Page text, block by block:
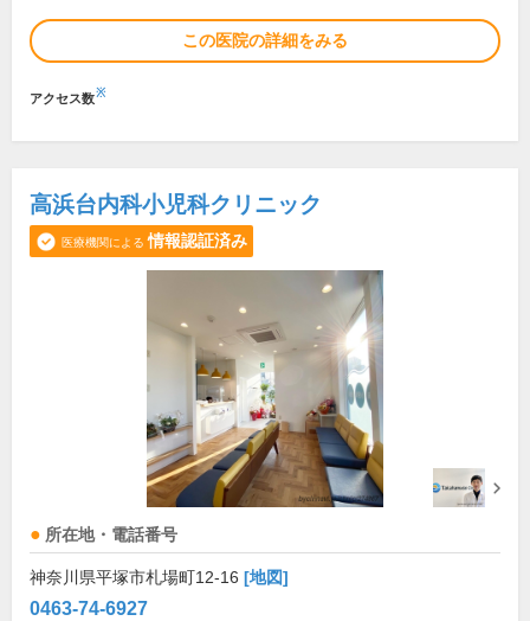
この医院の詳細をみる
アクセス数※
高浜台内科小児科クリニック
医療機関による 情報認証済み
所在地・電話番号
神奈川県平塚市札場町12-16 [地図]
0463-74-6927